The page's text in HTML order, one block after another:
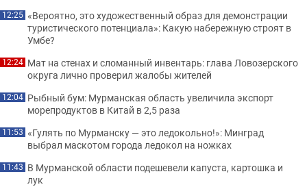
12:25 «Вероятно, это художественный образ для демонстрации
туристического потенциала»: Какую набережную строят в
Умбе?
12:24 Мат на стенах и сломанный инвентарь: глава Ловозерского
округа лично проверил жалобы жителей
12:04 Рыбный бум: Мурманская область увеличила экспорт
морепродуктов в Китай в 2,5 раза
11:53 «Гулять по Мурманску — это ледокольно!»: Минград
выбрал маскотом города ледокол на ножках
11:43 В Мурманской области подешевели капуста, картошка и
лук